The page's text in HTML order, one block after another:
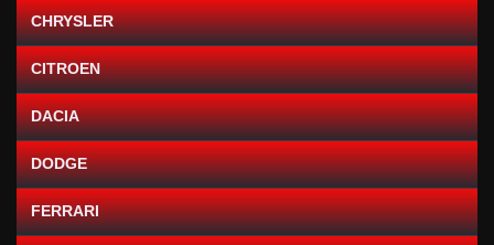
CHRYSLER
CITROEN
DACIA
DODGE
FERRARI